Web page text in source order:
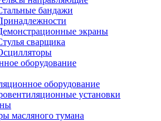
бандажи
экраны
сварщика
оборудование
оборудование
установки
масляного тумана